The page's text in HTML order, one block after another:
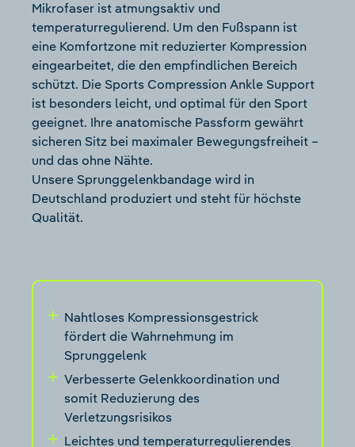
Mikrofaser ist atmungsaktiv und
temperaturregulierend. Um den Fußspann ist
eine Komfortzone mit reduzierter Kompression
eingearbeitet, die den empfindlichen Bereich
schützt. Die Sports Compression Ankle Support
ist besonders leicht, und optimal für den Sport
geeignet. Ihre anatomische Passform gewährt
sicheren Sitz bei maximaler Bewegungsfreiheit –
und das ohne Nähte.
Unsere Sprunggelenkbandage wird in
Deutschland produziert und steht für höchste
Qualität.
Nahtloses Kompressionsgestrick
fördert die Wahrnehmung im
Sprunggelenk
Verbesserte Gelenkkoordination und
somit Reduzierung des
Verletzungsrisikos
Leichtes und temperaturregulierendes